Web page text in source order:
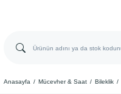
Anasayfa Mücevher & Saat Bileklik